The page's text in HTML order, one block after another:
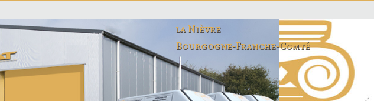
la Nièvre
Bourgogne-Franche-Comté